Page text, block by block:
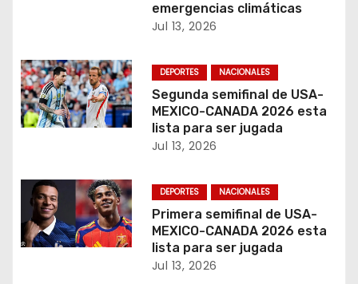
t
r
a
a
s
emergencias climáticas
Jul 13, 2026
DEPORTES NACIONALES
Segunda semifinal de USA-
MEXICO-CANADA 2026 esta
lista para ser jugada
Jul 13, 2026
DEPORTES NACIONALES
Primera semifinal de USA-
MEXICO-CANADA 2026 esta
lista para ser jugada
Jul 13, 2026